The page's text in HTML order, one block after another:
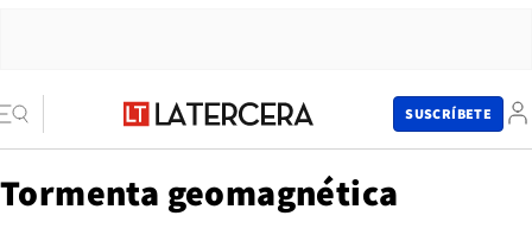
SUSCRÍBETE
Tormenta geomagnética